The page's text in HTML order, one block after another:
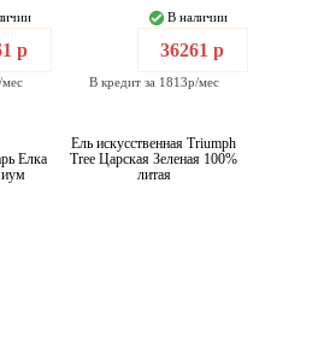
р
В наличии
36261 р
В кредит за 1813р/мес
Елка
Ель искусственная Triumph
Tree Царская Зеленая 100%
литая